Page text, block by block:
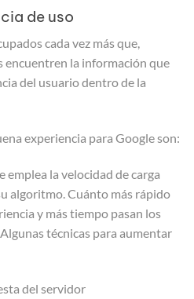
de uso
cada vez más que,
encuentren la información que
del usuario dentro de la
experiencia para Google son:
emplea la velocidad de carga
algoritmo. Cuánto más rápido
y más tiempo pasan los
técnicas para aumentar
del servidor